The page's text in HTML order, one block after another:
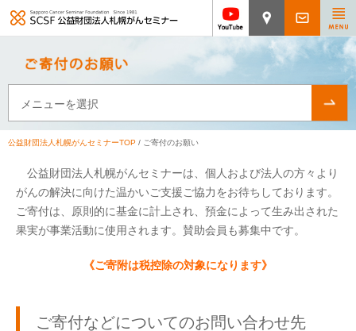
メニューを選択
公益財団法人札幌がんセミナーTOP / ご寄付のお願い
公益財団法人札幌がんセミナーは、個人および法人の方々より
がんの解決に向けた温かいご支援ご協力をお待ちしております。
ご寄付は、原則的に基金に計上され、預金によって生み出された
果実が事業活動に使用されます。賛助会員も募集中です。
《ご寄附は税控除の対象になります》
ご寄付などについてのお問い合わせ先